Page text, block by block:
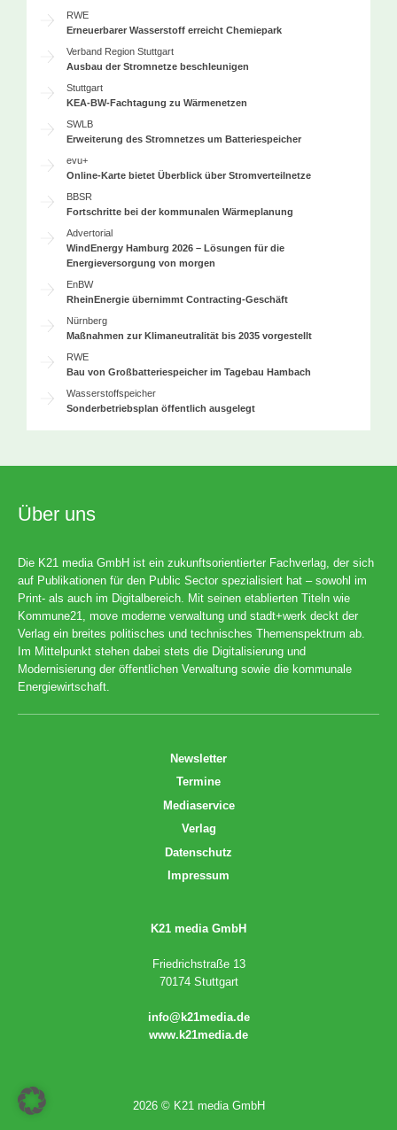
RWE
Erneuerbarer Wasserstoff erreicht Chemiepark
Verband Region Stuttgart
Ausbau der Stromnetze beschleunigen
Stuttgart
KEA-BW-Fachtagung zu Wärmenetzen
SWLB
Erweiterung des Stromnetzes um Batteriespeicher
evu+
Online-Karte bietet Überblick über Stromverteilnetze
BBSR
Fortschritte bei der kommunalen Wärmeplanung
Advertorial
WindEnergy Hamburg 2026 – Lösungen für die
Energieversorgung von morgen
EnBW
RheinEnergie übernimmt Contracting-Geschäft
Nürnberg
Maßnahmen zur Klimaneutralität bis 2035 vorgestellt
RWE
Bau von Großbatteriespeicher im Tagebau Hambach
Wasserstoffspeicher
Sonderbetriebsplan öffentlich ausgelegt
Über uns
Die K21 media GmbH ist ein zukunftsorientierter Fachverlag, der sich
auf Publikationen für den Public Sector spezialisiert hat – sowohl im
Print- als auch im Digitalbereich. Mit seinen etablierten Titeln wie
Kommune21, move moderne verwaltung und stadt+werk deckt der
Verlag ein breites politisches und technisches Themenspektrum ab.
Im Mittelpunkt stehen dabei stets die Digitalisierung und
Modernisierung der öffentlichen Verwaltung sowie die kommunale
Energiewirtschaft.
Newsletter
Termine
Mediaservice
Verlag
Datenschutz
Impressum
K21 media GmbH
Friedrichstraße 13
70174 Stuttgart
info@k21media.de
www.k21media.de
2026 © K21 media GmbH